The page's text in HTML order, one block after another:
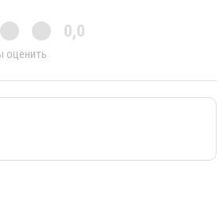
0,0
оценить